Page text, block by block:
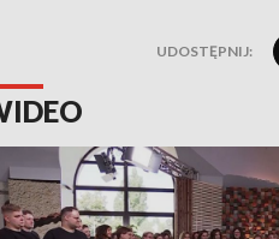
UDOSTĘPNIJ: